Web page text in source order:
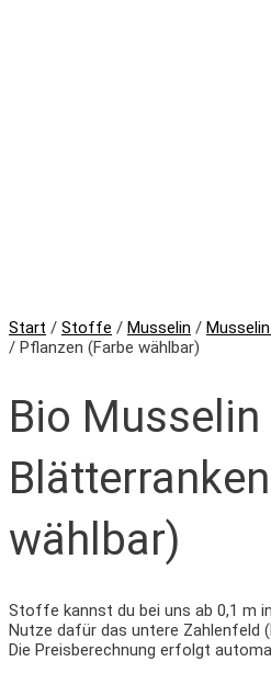
Start / Stoffe / Musselin /
/ Pflanzen (Farbe wählbar)
Bio
wählbar)
Stoffe kannst du bei uns ab 0,1 m
Nutze dafür das untere Zahlenfeld
Die Preisberechnung erfolgt